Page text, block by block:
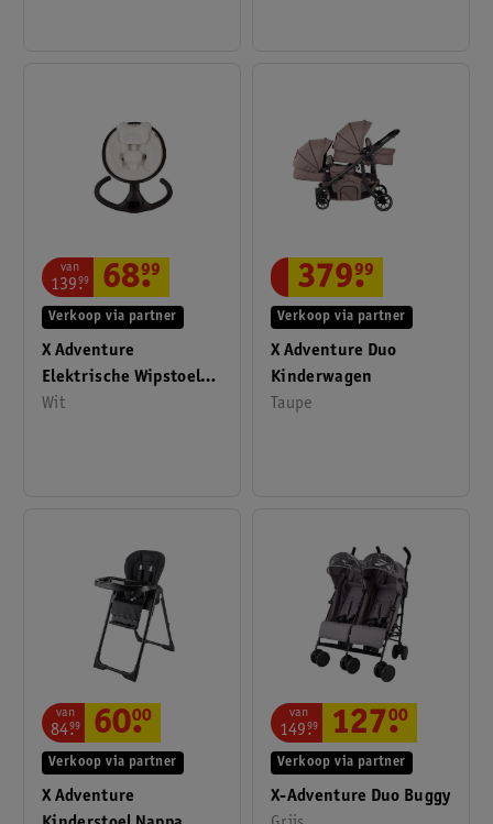
X Adventure
Elektrische Wipstoel
Rocco Teddy Cream
Wit
Verkoop via partner
van
139.
99 68.
99
X Adventure Duo
Kinderwagen
Taupe
Verkoop via partner
379.
99
X Adventure
Verkoop via partner
van
84.
99 60.
00
X-Adventure Duo Buggy
Verkoop via partner
van
149.
99 127.
00